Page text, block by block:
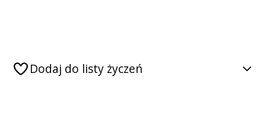
Dodaj do listy życzeń